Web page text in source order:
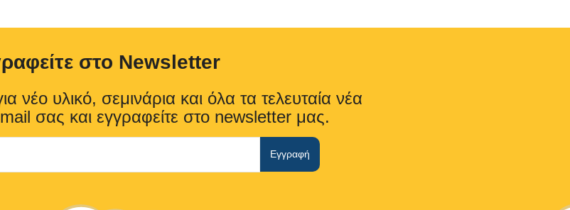
στο Newsletter
νέο υλικό, σεμινάρια και όλα τα τελευταία νέα
σας και εγγραφείτε στο newsletter μας.